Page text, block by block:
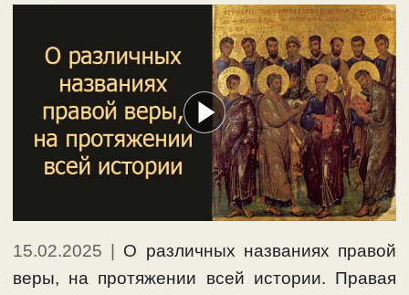
15.02.2025
О различных названиях правой
веры, на протяжении всей истории. Правая